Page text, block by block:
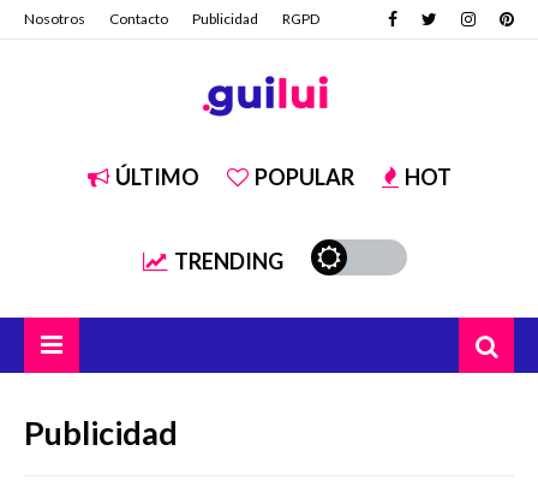
Nosotros Contacto Publicidad RGPD
ÚLTIMO POPULAR HOT
TRENDING
Publicidad